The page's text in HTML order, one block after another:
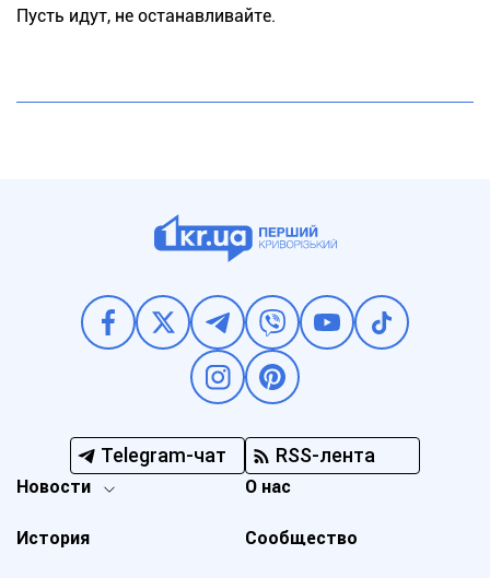
Пусть идут, не останавливайте.
Telegram-чат RSS-лента
Новости
История
О нас
Сообщество